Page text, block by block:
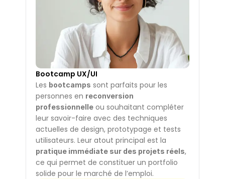
Bootcamp UX/UI
Les bootcamps sont parfaits pour les
personnes en reconversion
professionnelle ou souhaitant compléter
leur savoir-faire avec des techniques
actuelles de design, prototypage et tests
pratique immédiate sur des projets réels,
ce qui permet de constituer un portfolio
solide pour le marché de l’emploi.